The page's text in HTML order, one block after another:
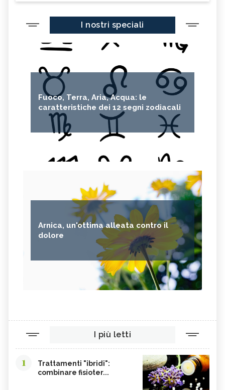
I nostri speciali
Fuoco, Terra, Aria, Acqua: le
caratteristiche dei 12 segni zodiacali
Arnica, un'ottima alleata contro il
dolore
I più letti
1
Trattamenti "ibridi":
combinare fisioter...